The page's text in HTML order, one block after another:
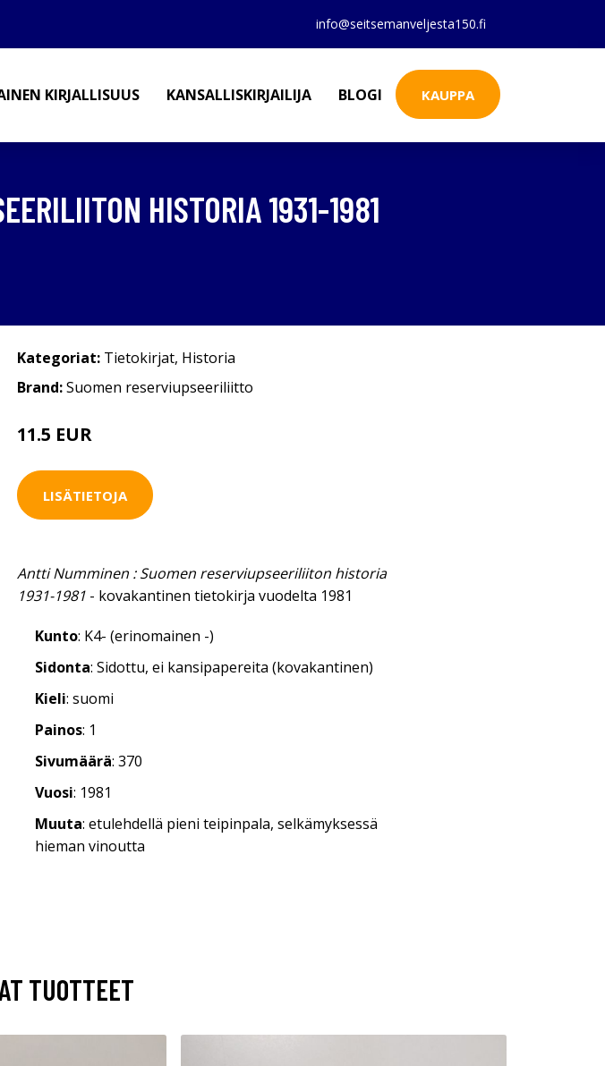
info@seitsemanveljesta150.fi
KIRJALLISUUS KANSALLISKIRJAILIJA BLOGI KAUPPA
HISTORIA 1931-1981
Kategoriat: Tietokirjat, Historia
Brand:Suomen reserviupseeriliitto
11.5 EUR
LISÄTIETOJA
Antti Numminen : Suomen reserviupseeriliiton historia
1931-1981 - kovakantinen tietokirja vuodelta 1981
Kunto: K4- (erinomainen -)
Sidonta: Sidottu, ei kansipapereita (kovakantinen)
Kieli: suomi
Painos: 1
Sivumäärä: 370
Vuosi: 1981
Muuta: etulehdellä pieni teipinpala, selkämyksessä
hieman vinoutta
TUOTTEET